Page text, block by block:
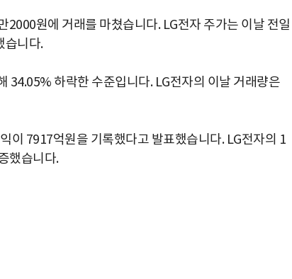
원에 거래를 마쳤습니다. LG전자 주가는 이날 전일
습니다.
34.05% 하락한 수준입니다. LG전자의 이날 거래량은
이 7917억원을 기록했다고 발표했습니다. LG전자의 1
했습니다.